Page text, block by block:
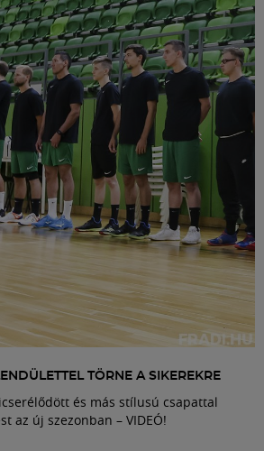
TÖRNE A SIKEREKRE
és más stílusú csapattal
az új szezonban – VIDEÓ!